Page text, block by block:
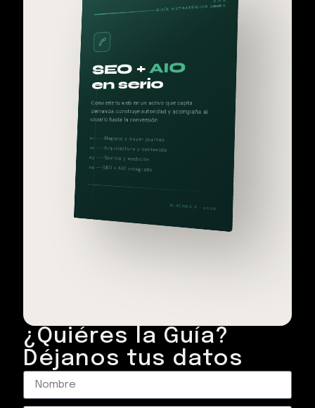
GUÍA ESTRATÉGICA 2026
SEO +AIO
en serio
Convierte tu web en un activo que capta
demanda, construye autoridad y acompaña al
usuario hasta la conversión
Negocio y buyer journey
Arquitectura y contenido
Técnica y medición
SEO + AIO integrado
BIATRES.F · 2026
¿Quiéres la Guía?
Déjanos tus datos